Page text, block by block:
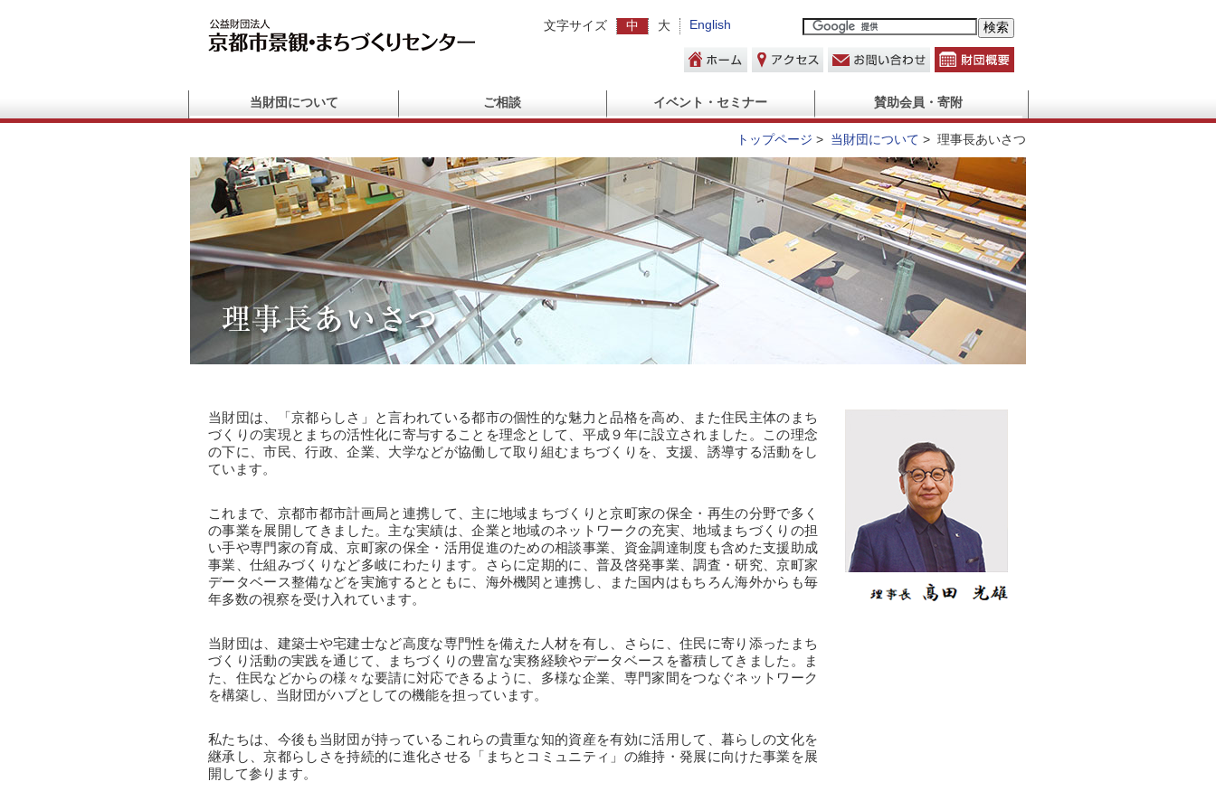
文字サイズ 中 大 English
当財団について ご相談 イベント・セミナー 賛助会員・寄附
トップページ > 当財団について > 理事長あいさつ
当財団は、「京都らしさ」と言われている都市の個性的な魅力と品格を高め、また住民主体のまち
づくりの実現とまちの活性化に寄与することを理念として、平成９年に設立されました。この理念
の下に、市民、行政、企業、大学などが協働して取り組むまちづくりを、支援、誘導する活動をし
ています。
これまで、京都市都市計画局と連携して、主に地域まちづくりと京町家の保全・再生の分野で多く
の事業を展開してきました。主な実績は、企業と地域のネットワークの充実、地域まちづくりの担
い手や専門家の育成、京町家の保全・活用促進のための相談事業、資金調達制度も含めた支援助成
事業、仕組みづくりなど多岐にわたります。さらに定期的に、普及啓発事業、調査・研究、京町家
データベース整備などを実施するとともに、海外機関と連携し、また国内はもちろん海外からも毎
年多数の視察を受け入れています。
当財団は、建築士や宅建士など高度な専門性を備えた人材を有し、さらに、住民に寄り添ったまち
づくり活動の実践を通じて、まちづくりの豊富な実務経験やデータベースを蓄積してきました。ま
た、住民などからの様々な要請に対応できるように、多様な企業、専門家間をつなぐネットワーク
を構築し、当財団がハブとしての機能を担っています。
私たちは、今後も当財団が持っているこれらの貴重な知的資産を有効に活用して、暮らしの文化を
継承し、京都らしさを持続的に進化させる「まちとコミュニティ」の維持・発展に向けた事業を展
開して参ります。